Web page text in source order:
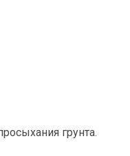
грунта.